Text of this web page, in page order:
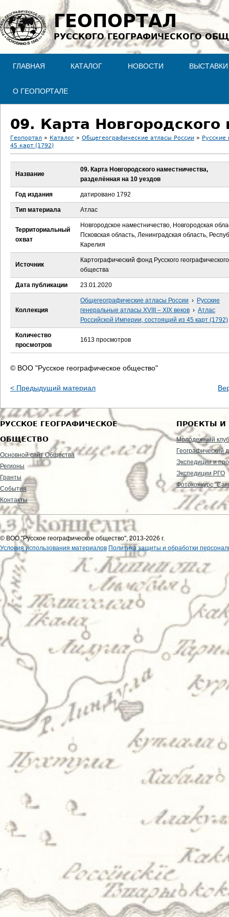
Jump to navigation
ГЕОПОРТАЛ
РУССКОГО ГЕОГРАФИЧЕСКОГО
ГЛАВНАЯ КАТАЛОГ НОВОСТИ ВЫСТАВКИ
О ГЕОПОРТАЛЕ
В
ы
д
с
Геопортал » Каталог » Общегеографические атласы России » Русские
45 карт (1792)
Название
09. Карта Новгородского наместничества,
разделённая на 10 уездов
Год издания датировано 1792
Тип материала Атлас
Территориальный
охват
Новгородское наместничество, Новгородская
Псковская область, Ленинградская область,
Карелия
Источник
Картографический фонд Русского географического
общества
Дата публикации 23.01.2020
Коллекция
Общегеографические атласы России › Русские
генеральные атласы XVIII – XIX веков › Атлас
Российской Империи, состоящий из 45 карт (1792)
Количество
просмотров
1613 просмотров
© ВОО "Русское географическое общество"
< Предыдущий материал
РУССКОЕ ГЕОГРАФИЧЕСКОЕ
ОБЩЕСТВО
Основной сайт Общества
Регионы
Гранты
События
Контакты
ПРОЕКТЫ И
Молодежный клуб
Географический
Экспедиции и
Экспедиции РГО
Фотоконкурс
© ВОО "Русское географическое общество", 2013-2026 г.
Условия использования материалов Политика защиты и обработки